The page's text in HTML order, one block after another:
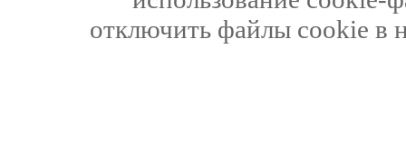
отключить файлы cookie в